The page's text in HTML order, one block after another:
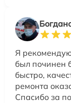
Я
был починен
быстро,
ремонта
Спасибо за